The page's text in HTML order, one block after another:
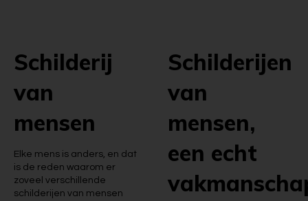
Schilderij
van
mensen
Elke mens is anders, en dat
is de reden waarom er
zoveel verschillende
schilderijen van mensen
Schilderijen
van
mensen,
een echt